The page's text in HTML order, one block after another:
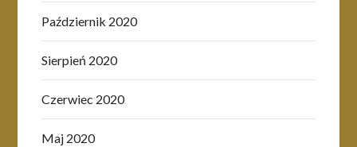
Październik 2020
Sierpień 2020
Czerwiec 2020
Maj 2020